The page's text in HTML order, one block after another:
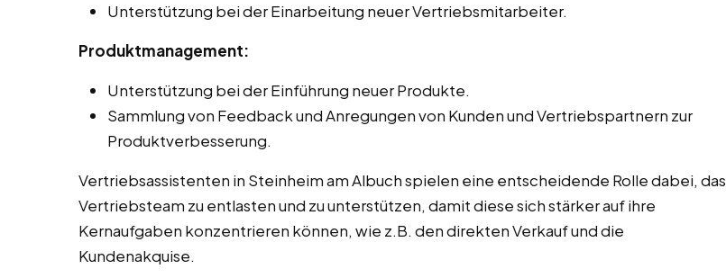
Unterstützung bei der Einarbeitung neuer Vertriebsmitarbeiter.
Produktmanagement:
Unterstützung bei der Einführung neuer Produkte.
Sammlung von Feedback und Anregungen von Kunden und Vertriebspartnern zur
Produktverbesserung.
Vertriebsassistenten in Steinheim am Albuch spielen eine entscheidende Rolle dabei, das
Vertriebsteam zu entlasten und zu unterstützen, damit diese sich stärker auf ihre
Kernaufgaben konzentrieren können, wie z.B. den direkten Verkauf und die
Kundenakquise.